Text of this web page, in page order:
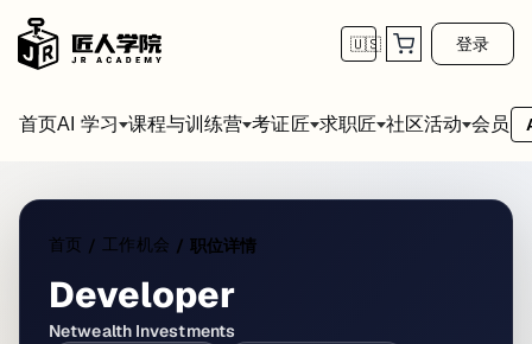
🇺🇸 登录
首页AI 学习 课程与训练营 考证匠 求职匠 社区活动 会员
首页 / 工作机会 / 职位详情
Developer
Netwealth Investments